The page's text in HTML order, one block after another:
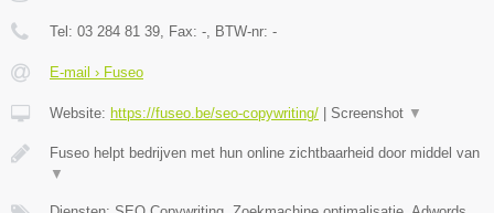
Tel: 03 284 81 39, Fax: -, BTW-nr: -
E-mail › Fuseo
Website: https://fuseo.be/seo-copywriting/ Screenshot ▼
Fuseo helpt bedrijven met hun online zichtbaarheid door middel van
▼